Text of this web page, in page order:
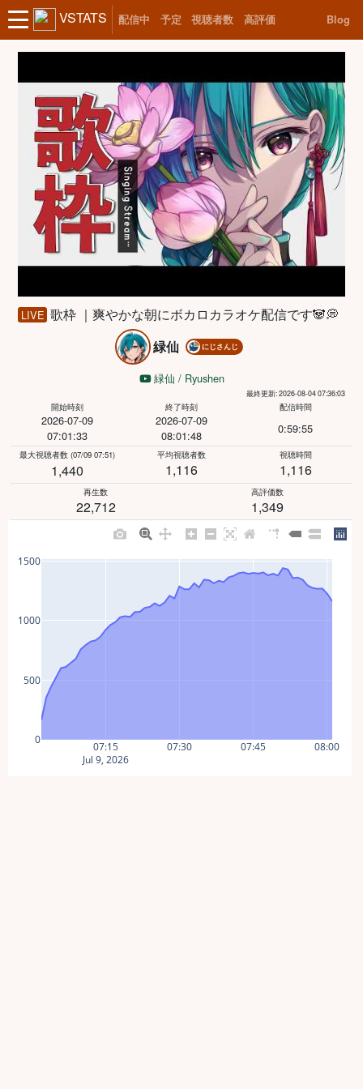
VSTATS 配信中 予定 視聴者数 高評価 Blog
LIVE 歌枠 ｜爽やかな朝にボカロカラオケ配信です🐼💭
緑仙
にじさんじ
緑仙 / Ryushen
最終更新: 2026-08-04 07:36:03
開始時刻
2026-07-09
07:01:33
終了時刻
2026-07-09
08:01:48
配信時間
0:59:55
最大視聴者数 (07/09 07:51)
1,440
平均視聴者数
1,116
視聴時間
1,116
再生数
22,712
高評価数
1,349
07:15
Jul 9, 2026
07:30 07:45 08:00
0
500
1000
1500